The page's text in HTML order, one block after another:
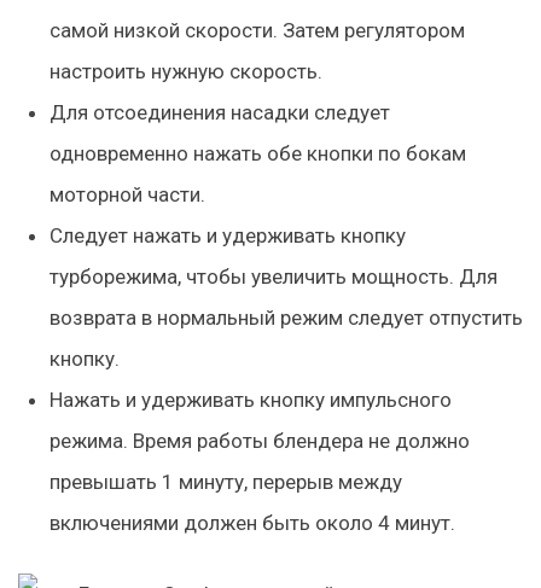
самой низкой скорости. Затем регулятором
настроить нужную скорость.
Для отсоединения насадки следует
одновременно нажать обе кнопки по бокам
моторной части.
Следует нажать и удерживать кнопку
турборежима, чтобы увеличить мощность. Для
возврата в нормальный режим следует отпустить
кнопку.
Нажать и удерживать кнопку импульсного
режима. Время работы блендера не должно
превышать 1 минуту, перерыв между
включениями должен быть около 4 минут.